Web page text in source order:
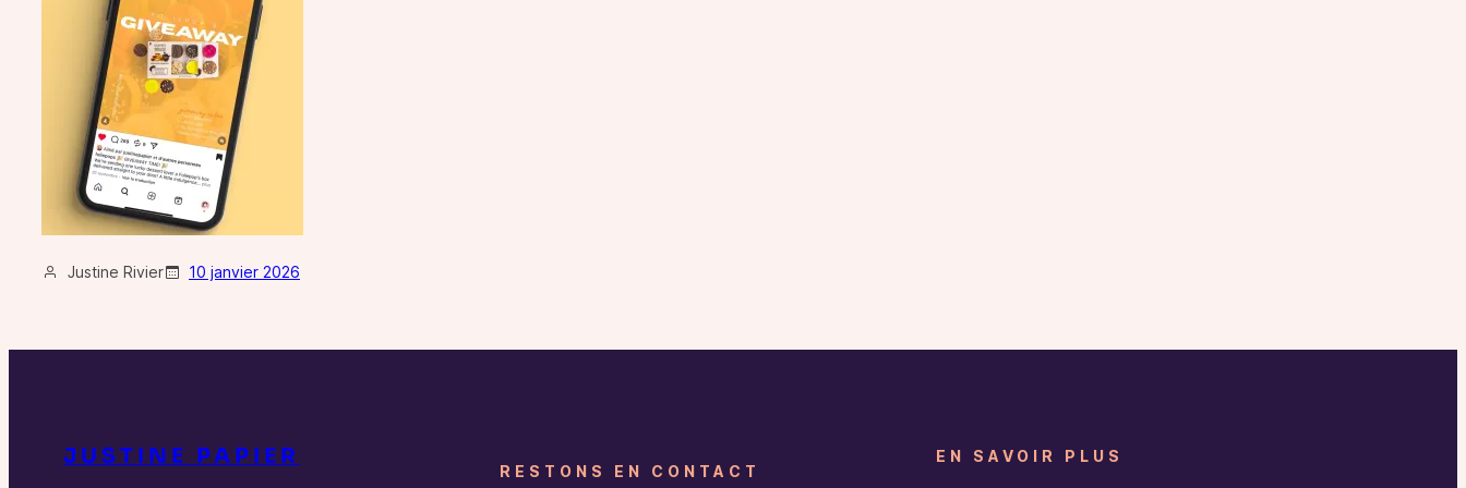
Justine Rivier 10 janvier 2026
JUSTINE PAPIER
RESTONS EN CONTACT
EN SAVOIR PLUS